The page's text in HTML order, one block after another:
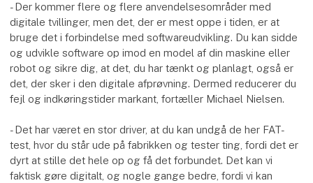
- Der kommer flere og flere anvendelsesområder med
digitale tvillinger, men det, der er mest oppe i tiden, er at
bruge det i forbindelse med softwareudvikling. Du kan sidde
og udvikle software op imod en model af din maskine eller
robot og sikre dig, at det, du har tænkt og planlagt, også er
det, der sker i den digitale afprøvning. Dermed reducerer du
fejl og indkøringstider markant, fortæller Michael Nielsen.
- Det har været en stor driver, at du kan undgå de her FAT-
test, hvor du står ude på fabrikken og tester ting, fordi det er
dyrt at stille det hele op og få det forbundet. Det kan vi
faktisk gøre digitalt, og nogle gange bedre, fordi vi kan